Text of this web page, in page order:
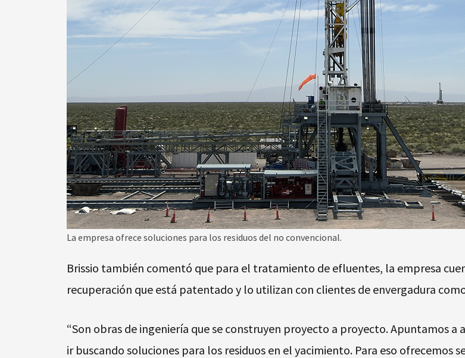
La empresa ofrece soluciones para los residuos del no convencional.
Brissio también comentó que para el tratamiento de efluentes, la empresa
recuperación que está patentado y lo utilizan con clientes de envergadura
“Son obras de ingeniería que se construyen proyecto a proyecto. Apuntamos
ir buscando soluciones para los residuos en el yacimiento. Para eso